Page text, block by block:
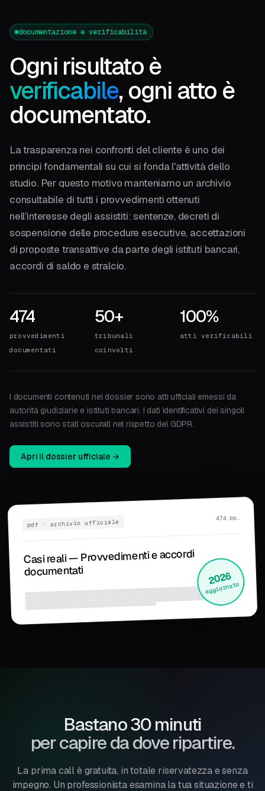
documentazione e verificabilità
Ogni risultato è
verificabile, ogni atto è
documentato.
La trasparenza nei confronti del cliente è uno dei
principi fondamentali su cui si fonda l'attività dello
studio. Per questo motivo manteniamo un archivio
consultabile di tutti i provvedimenti ottenuti
nell'interesse degli assistiti: sentenze, decreti di
sospensione delle procedure esecutive, accettazioni
di proposte transattive da parte degli istituti bancari,
accordi di saldo e stralcio.
474
provvedimenti
documentati
50+
tribunali
coinvolti
100%
atti verificabili
I documenti contenuti nel dossier sono atti ufficiali emessi da
autorità giudiziarie e istituti bancari. I dati identificativi dei singoli
assistiti sono stati oscurati nel rispetto del GDPR.
Apri il dossier ufficiale →
pdf · archivio ufficiale 474 pp.
Casi reali — Provvedimenti e accordi
documentati 2026
aggiornato
Bastano 30 minuti
per capire da dove ripartire.
La prima call è gratuita, in totale riservatezza e senza
impegno. Un professionista esamina la tua situazione e ti